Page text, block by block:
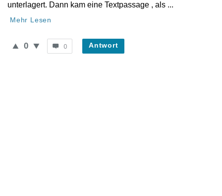
unterlagert. Dann kam eine Textpassage , als ...
Mehr Lesen
0 0 Antwort